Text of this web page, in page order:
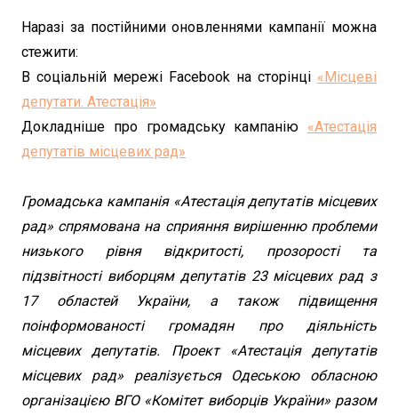
Наразі за постійними оновленнями кампанії можна
стежити:
В соціальній мережі Facebook на сторінці «Місцеві
депутати. Атестація»
Докладніше про громадську кампанію «Атестація
депутатів місцевих рад»
Громадська кампанія «Атестація депутатів місцевих
рад» спрямована на сприяння вирішенню проблеми
низького рівня відкритості, прозорості та
підзвітності виборцям депутатів 23 місцевих рад з
17 областей України, а також підвищення
поінформованості громадян про діяльність
місцевих депутатів. Проект «Атестація депутатів
місцевих рад» реалізується Одеською обласною
організацією ВГО «Комітет виборців України» разом